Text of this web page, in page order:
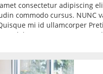
consectetur adipiscing
commodo cursus. NUNC
mi id ullamcorper
dolor, amet consectetur